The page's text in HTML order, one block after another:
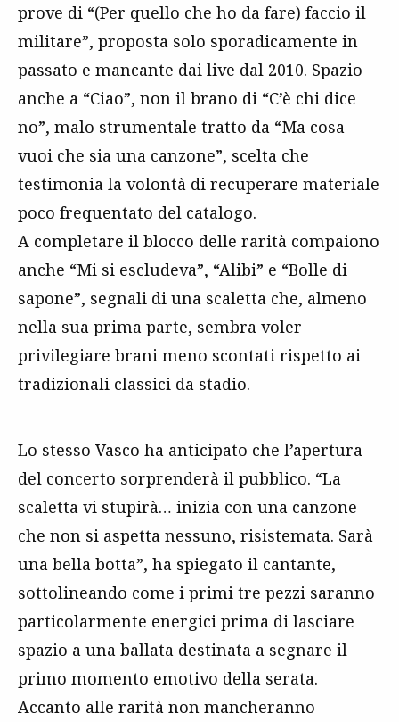
prove di “(Per quello che ho da fare) faccio il
militare”, proposta solo sporadicamente in
passato e mancante dai live dal 2010. Spazio
anche a “Ciao”, non il brano di “C’è chi dice
no”, malo strumentale tratto da “Ma cosa
vuoi che sia una canzone”, scelta che
testimonia la volontà di recuperare materiale
poco frequentato del catalogo.
A completare il blocco delle rarità compaiono
anche “Mi si escludeva”, “Alibi” e “Bolle di
sapone”, segnali di una scaletta che, almeno
nella sua prima parte, sembra voler
privilegiare brani meno scontati rispetto ai
tradizionali classici da stadio.
Lo stesso Vasco ha anticipato che l’apertura
del concerto sorprenderà il pubblico. “La
scaletta vi stupirà… inizia con una canzone
che non si aspetta nessuno, risistemata. Sarà
una bella botta”, ha spiegato il cantante,
sottolineando come i primi tre pezzi saranno
particolarmente energici prima di lasciare
spazio a una ballata destinata a segnare il
primo momento emotivo della serata.
Accanto alle rarità non mancheranno